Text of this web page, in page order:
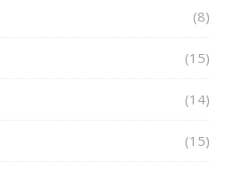
(8)
(15)
(14)
(15)